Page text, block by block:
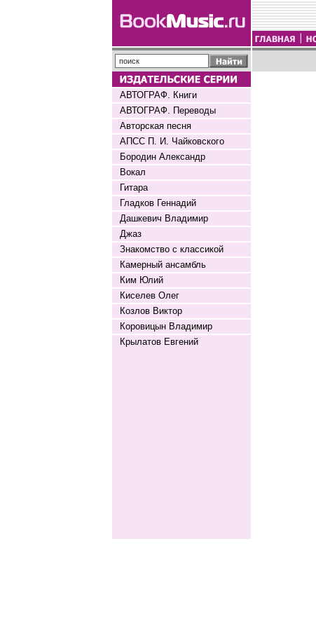
АВТОГРАФ. Книги
АВТОГРАФ. Переводы
Авторская песня
АПСС П. И. Чайковского
Бородин Александр
Вокал
Гитара
Гладков Геннадий
Дашкевич Владимир
Джаз
Знакомство с классикой
Камерный ансамбль
Ким Юлий
Киселев Олег
Козлов Виктор
Коровицын Владимир
Крылатов Евгений